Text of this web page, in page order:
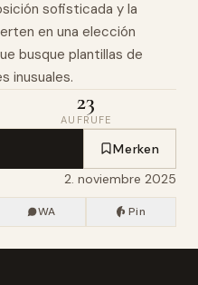
sofisticada y la
en una elección
busque plantillas de
inusuales.
23
AUFRUFE
Merken
2. noviembre 2025
WA Pin